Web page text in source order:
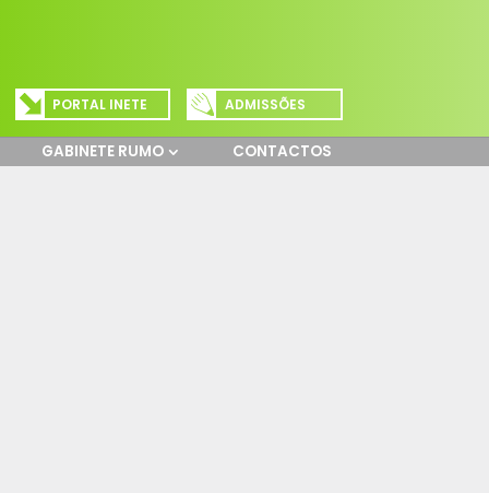
PORTAL INETE ADMISSÕES
GABINETE RUMO CONTACTOS